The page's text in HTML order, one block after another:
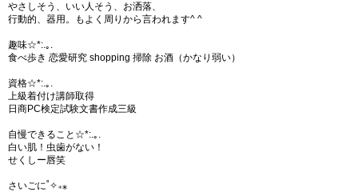
やさしそう、いい人そう、お洒落、
行動的、器用。もよく周りから言われます^ ^
趣味☆*:.｡.
食べ歩き 恋愛研究 shopping 掃除 お酒（かなり弱い）
資格☆*:.｡.
上級着付け講師取得
日商PC検定試験文書作成三級
自慢できること☆*:.｡.
白い肌！虫歯がない！
せくしー唇笑
さいごに˚✧₊⁎